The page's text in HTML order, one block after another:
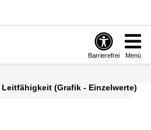
Barrierefrei Menü
(Grafik - Einzelwerte)